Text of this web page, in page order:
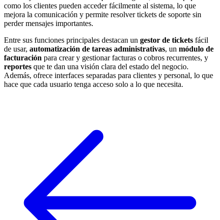
como los clientes pueden acceder fácilmente al sistema, lo que
mejora la comunicación y permite resolver tickets de soporte sin
perder mensajes importantes.
Entre sus funciones principales destacan un gestor de tickets fácil
de usar, automatización de tareas administrativas, un módulo de
facturación para crear y gestionar facturas o cobros recurrentes, y
reportes que te dan una visión clara del estado del negocio.
Además, ofrece interfaces separadas para clientes y personal, lo que
hace que cada usuario tenga acceso solo a lo que necesita.